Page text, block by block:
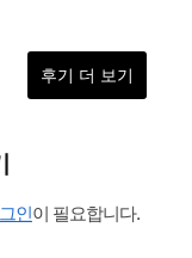
후기 더 보기
인이 필요합니다.